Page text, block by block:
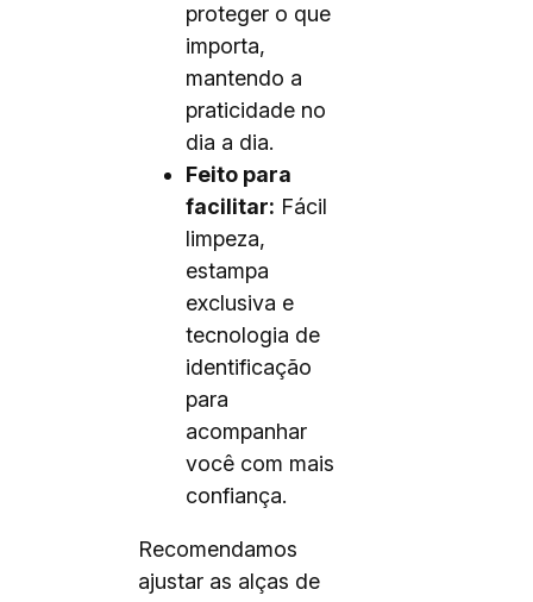
proteger o que
importa,
mantendo a
praticidade no
dia a dia.
Feito para
facilitar: Fácil
limpeza,
estampa
exclusiva e
tecnologia de
identificação
para
acompanhar
você com mais
confiança.
Recomendamos
ajustar as alças de